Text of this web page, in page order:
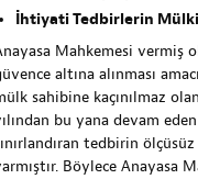
İhtiyati Tedbirlerin
Mahkemesi vermiş
altına alınması
sahibine kaçınılmaz
bu yana devam
tedbirin
Böylece Anayasa